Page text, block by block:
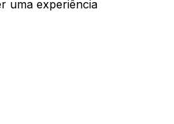
uma experiência